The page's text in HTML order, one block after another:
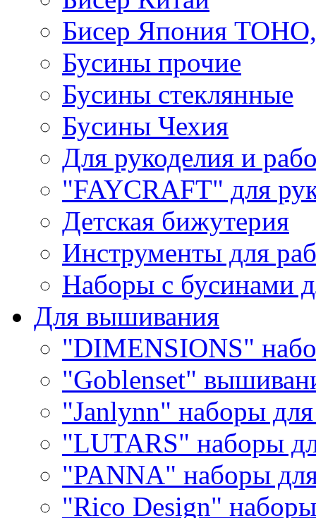
Бисер Япония
Бусины прочие
Бусины стеклянные
Бусины Чехия
Для рукоделия и
"FAYCRAFT" для
Детская бижутерия
Инструменты для
Наборы с бусинами
Для вышивания
"DIMENSIONS"
"Goblenset"
"Janlynn" наборы
"LUTARS" наборы
"PANNA" наборы
"Rico Design"